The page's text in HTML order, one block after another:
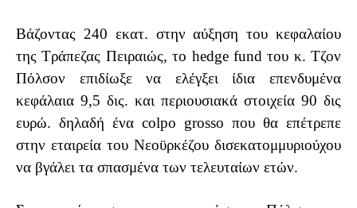
Βάζοντας 240 εκατ. στην αύξηση του κεφαλαίου
της Τράπεζας Πειραιώς, το hedge fund του κ. Τζον
Πόλσον επιδίωξε να ελέγξει ίδια επενδυμένα
κεφάλαια 9,5 δις. και περιουσιακά στοιχεία 90 δις
ευρώ. δηλαδή ένα colpo grosso που θα επέτρεπε
στην εταιρεία του Νεοϋρκέζου δισεκατομμυριούχου
να βγάλει τα σπασμένα των τελευταίων ετών.